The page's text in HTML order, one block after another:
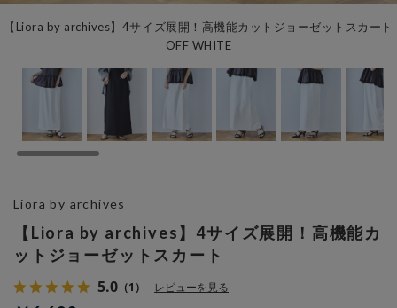
【Liora by archives】4サイズ展開！高機能カットジョーゼットスカート
OFF WHITE
【Liora by archives】4サイズ展開！高機能カ
ットジョーゼットスカート
5.0 （1） レビューを見る
Liora by archives